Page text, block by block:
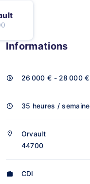
Informations
26 000 € - 28 000 €
35 heures / semaine
Orvault
44700
CDI